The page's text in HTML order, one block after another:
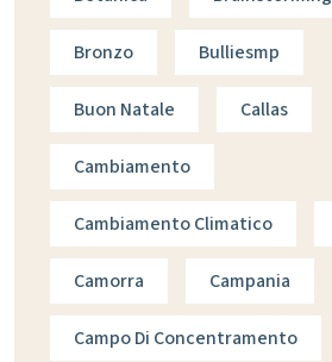
Bronzo Bulliesmp
Buon Natale Callas
Cambiamento
Cambiamento Climatico
Camorra Campania
Campo Di Concentramento